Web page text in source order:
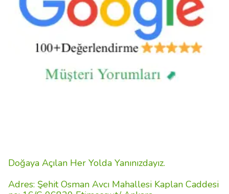
Doğaya Açılan Her Yolda Yanınızdayız.
Adres: Şehit Osman Avcı Mahallesi Kaplan Caddesi